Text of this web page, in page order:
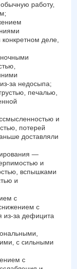
работу,
деле,
из-за недосыпа;
печалью,
и
потерей
доставляли
—
и
вспышками
и
с
с
из-за дефицита
с сильными
с